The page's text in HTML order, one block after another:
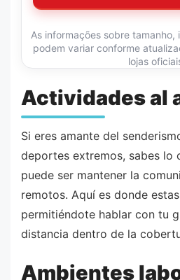
As informações sobre tamanho,
podem variar conforme
lojas
Actividades al
Si eres amante del
deportes extremos, sabes lo
puede ser mantener la
remotos. Aquí es donde
permitiéndote hablar con tu
distancia dentro de la
Ambientes